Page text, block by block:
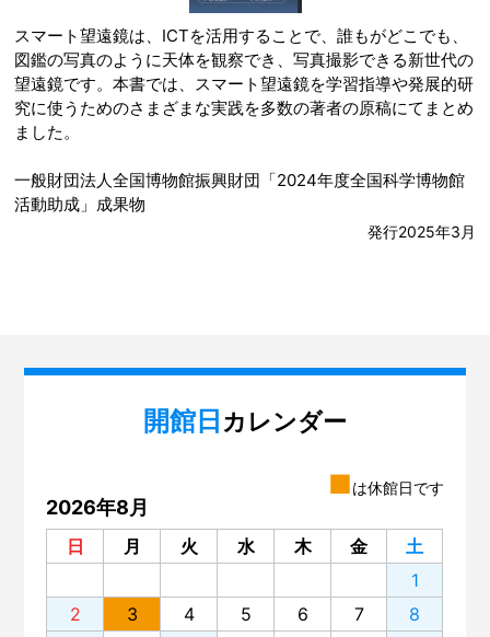
スマート望遠鏡は、ICTを活用することで、誰もがどこでも、
図鑑の写真のように天体を観察でき、写真撮影できる新世代の
望遠鏡です。本書では、スマート望遠鏡を学習指導や発展的研
究に使うためのさまざまな実践を多数の著者の原稿にてまとめ
ました。
一般財団法人全国博物館振興財団「2024年度全国科学博物館
活動助成」成果物
発行2025年3月
開館日 カレンダー
■は休館日です
2026年8月
日 月 火 水 木 金
土
1
2
3 4 5 6 7 8